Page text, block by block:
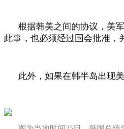
根据韩美之间的协议，美
此事，也必须经过国会批准，
此外，如果在韩半岛出现